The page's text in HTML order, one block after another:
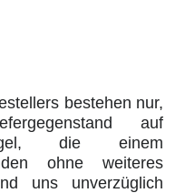
bestehen nur,
auf
die einem
ohne weiteres
uns unverzüglich